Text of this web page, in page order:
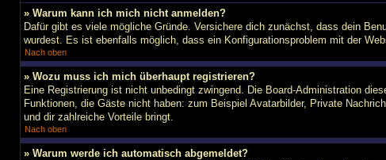
» Warum kann ich mich nicht anmelden?
Dafür gibt es viele mögliche Gründe. Versichere dich zunächst, dass dein
wurdest. Es ist ebenfalls möglich, dass ein Konfigurationsproblem mit der
Nach oben
» Wozu muss ich mich überhaupt registrieren?
Eine Registrierung ist nicht unbedingt zwingend. Die Board-Administration
Funktionen, die Gäste nicht haben: zum Beispiel Avatarbilder, Private
und dir zahlreiche Vorteile bringt.
Nach oben
» Warum werde ich automatisch abgemeldet?